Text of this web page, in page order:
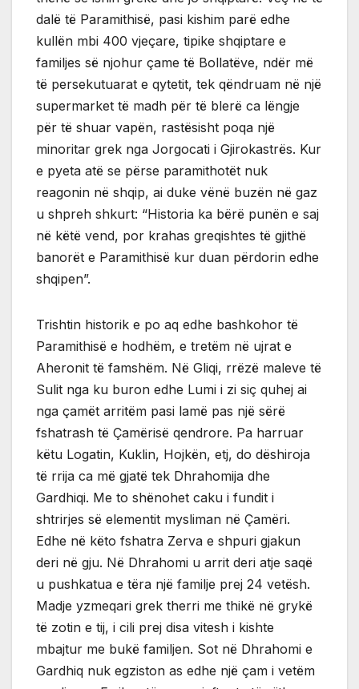
dalë të Paramithisë, pasi kishim parë edhe
kullën mbi 400 vjeçare, tipike shqiptare e
familjes së njohur çame të Bollatëve, ndër më
të persekutuarat e qytetit, tek qëndruam në një
supermarket të madh për të blerë ca lëngje
për të shuar vapën, rastësisht poqa një
minoritar grek nga Jorgocati i Gjirokastrës. Kur
e pyeta atë se përse paramithotët nuk
reagonin në shqip, ai duke vënë buzën në gaz
u shpreh shkurt: “Historia ka bërë punën e saj
në këtë vend, por krahas greqishtes të gjithë
banorët e Paramithisë kur duan përdorin edhe
shqipen”.
Trishtin historik e po aq edhe bashkohor të
Paramithisë e hodhëm, e tretëm në ujrat e
Aheronit të famshëm. Në Gliqi, rrëzë maleve të
Sulit nga ku buron edhe Lumi i zi siç quhej ai
nga çamët arritëm pasi lamë pas një sërë
fshatrash të Çamërisë qendrore. Pa harruar
këtu Logatin, Kuklin, Hojkën, etj, do dëshiroja
të rrija ca më gjatë tek Dhrahomija dhe
Gardhiqi. Me to shënohet caku i fundit i
shtrirjes së elementit mysliman në Çamëri.
Edhe në këto fshatra Zerva e shpuri gjakun
deri në gju. Në Dhrahomi u arrit deri atje saqë
u pushkatua e tëra një familje prej 24 vetësh.
Madje yzmeqari grek therri me thikë në grykë
të zotin e tij, i cili prej disa vitesh i kishte
mbajtur me bukë familjen. Sot në Dhrahomi e
Gardhiq nuk egziston as edhe një çam i vetëm